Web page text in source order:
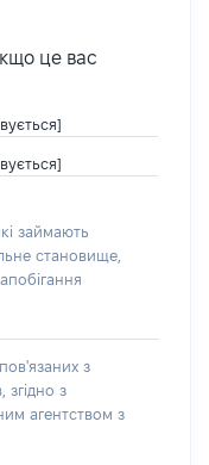
це вас
займають
становище,
з
згідно з
агентством з